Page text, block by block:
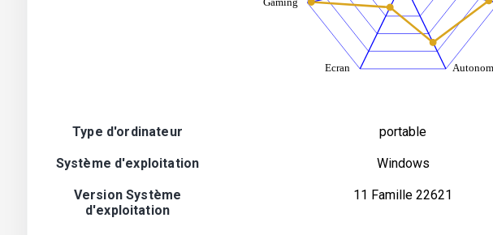
Type d'ordinateur portable
Système d'exploitation Windows
Version Système
d'exploitation
11 Famille 22621